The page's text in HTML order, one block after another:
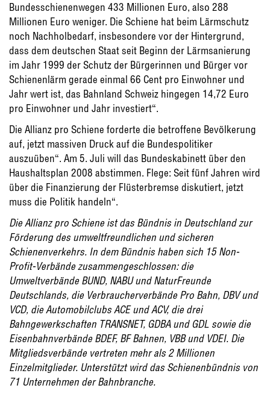
Bundesschienenwegen 433 Millionen Euro, also 288
Millionen Euro weniger. Die Schiene hat beim Lärmschutz
noch Nachholbedarf, insbesondere vor der Hintergrund,
dass dem deutschen Staat seit Beginn der Lärmsanierung
im Jahr 1999 der Schutz der Bürgerinnen und Bürger vor
Schienenlärm gerade einmal 66 Cent pro Einwohner und
Jahr wert ist, das Bahnland Schweiz hingegen 14,72 Euro
pro Einwohner und Jahr investiert“.
Die Allianz pro Schiene forderte die betroffene Bevölkerung
auf, jetzt massiven Druck auf die Bundespolitiker
auszuüben“. Am 5. Juli will das Bundeskabinett über den
Haushaltsplan 2008 abstimmen. Flege: Seit fünf Jahren wird
über die Finanzierung der Flüsterbremse diskutiert, jetzt
muss die Politik handeln“.
Die Allianz pro Schiene ist das Bündnis in Deutschland zur
Förderung des umweltfreundlichen und sicheren
Schienenverkehrs. In dem Bündnis haben sich 15 Non-
Profit-Verbände zusammengeschlossen: die
Umweltverbände BUND, NABU und NaturFreunde
Deutschlands, die Verbraucherverbände Pro Bahn, DBV und
VCD, die Automobilclubs ACE und ACV, die drei
Bahngewerkschaften TRANSNET, GDBA und GDL sowie die
Eisenbahnverbände BDEF, BF Bahnen, VBB und VDEI. Die
Mitgliedsverbände vertreten mehr als 2 Millionen
Einzelmitglieder. Unterstützt wird das Schienenbündnis von
71 Unternehmen der Bahnbranche.